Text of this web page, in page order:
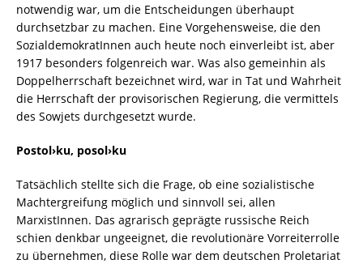
notwendig war, um die Entscheidungen überhaupt
durchsetzbar zu machen. Eine Vorgehensweise, die den
SozialdemokratInnen auch heute noch einverleibt ist, aber
1917 besonders folgenreich war. Was also gemeinhin als
Doppelherrschaft bezeichnet wird, war in Tat und Wahrheit
die Herrschaft der provisorischen Regierung, die vermittels
des Sowjets durchgesetzt wurde.
Postol›ku, posol›ku
Tatsächlich stellte sich die Frage, ob eine sozialistische
Machtergreifung möglich und sinnvoll sei, allen
MarxistInnen. Das agrarisch geprägte russische Reich
schien denkbar ungeeignet, die revolutionäre Vorreiterrolle
zu übernehmen, diese Rolle war dem deutschen Proletariat